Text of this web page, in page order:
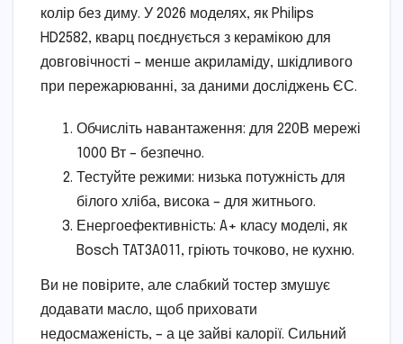
колір без диму. У 2026 моделях, як Philips
HD2582, кварц поєднується з керамікою для
довговічності – менше акриламіду, шкідливого
при пережарюванні, за даними досліджень ЄС.
Обчисліть навантаження: для 220В мережі
1000 Вт – безпечно.
Тестуйте режими: низька потужність для
білого хліба, висока – для житнього.
Енергоефективність: A+ класу моделі, як
Bosch TAT3A011, гріють точково, не кухню.
Ви не повірите, але слабкий тостер змушує
додавати масло, щоб приховати
недосмаженість, – а це зайві калорії. Сильний